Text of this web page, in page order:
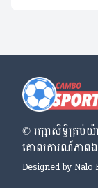
© រក្សា​សិទ្ធិ​គ្រ
គោលការណ៍​ភា
Designed by Nalo